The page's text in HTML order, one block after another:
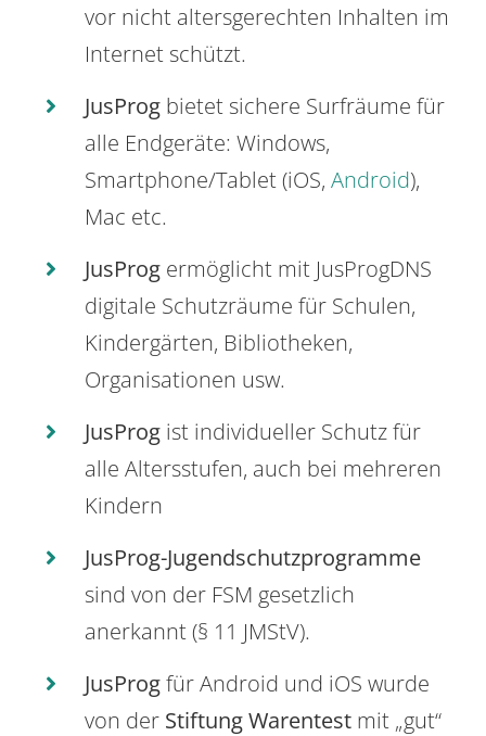
vor nicht altersgerechten Inhalten im
Internet schützt.
JusProg bietet sichere Surfräume für
alle Endgeräte: Windows,
Smartphone/Tablet (iOS, Android),
Mac etc.
JusProg ermöglicht mit JusProgDNS
digitale Schutzräume für Schulen,
Kindergärten, Bibliotheken,
Organisationen usw.
JusProg ist individueller Schutz für
alle Altersstufen, auch bei mehreren
Kindern
JusProg-Jugendschutzprogramme
sind von der FSM gesetzlich
anerkannt (§ 11 JMStV).
JusProgfür Android und iOS wurde
von der Stiftung Warentest mit „gut“